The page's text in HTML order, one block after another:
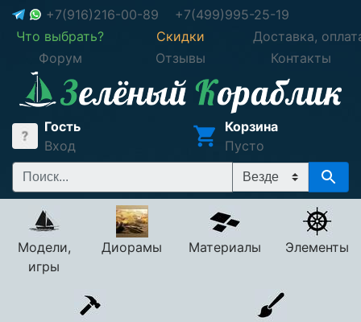
+7(916)216-00-89
+7(499)995-25-19
Что выбрать?
Скидки
Доставка,
Форум
Отзывы Контакты
Гость
Вход
Корзина
Пусто
Модели,
игры
Диорамы Материалы Элементы